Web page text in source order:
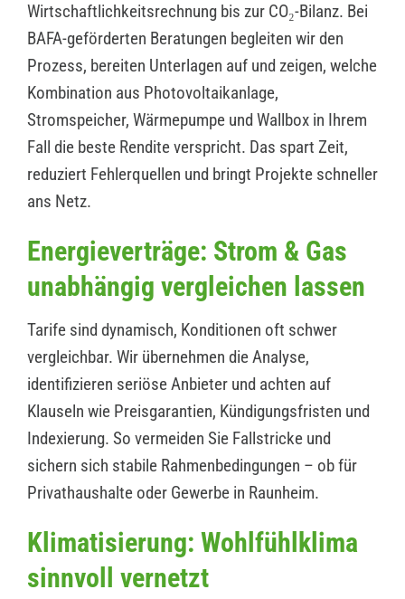
Wirtschaftlichkeitsrechnung bis zur CO₂-Bilanz. Bei
BAFA-geförderten Beratungen begleiten wir den
Prozess, bereiten Unterlagen auf und zeigen, welche
Kombination aus Photovoltaikanlage,
Stromspeicher, Wärmepumpe und Wallbox in Ihrem
Fall die beste Rendite verspricht. Das spart Zeit,
reduziert Fehlerquellen und bringt Projekte schneller
ans Netz.
Energieverträge: Strom & Gas
unabhängig vergleichen lassen
Tarife sind dynamisch, Konditionen oft schwer
vergleichbar. Wir übernehmen die Analyse,
identifizieren seriöse Anbieter und achten auf
Klauseln wie Preisgarantien, Kündigungsfristen und
Indexierung. So vermeiden Sie Fallstricke und
sichern sich stabile Rahmenbedingungen – ob für
Privathaushalte oder Gewerbe in Raunheim.
Klimatisierung: Wohlfühlklima
sinnvoll vernetzt